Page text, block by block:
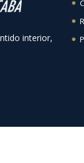
interior,